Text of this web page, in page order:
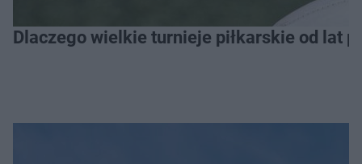
Dlaczego wielkie turnieje piłkarskie od lat